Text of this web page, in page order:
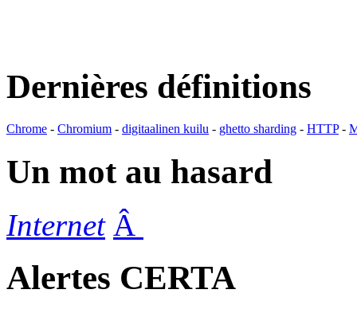
Dernières définitions
Chrome - Chromium - digitaalinen kuilu - ghetto sharding - HTTP-
Un mot au hasard
Internet Â
Alertes CERTA